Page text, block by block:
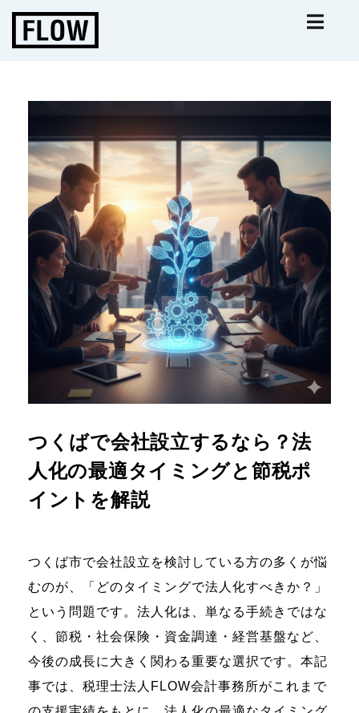
つくばで会社設立するなら？法
人化の最適タイミングと節税ポ
イントを解説
つくば市で会社設立を検討している方の多くが悩
むのが、「どのタイミングで法人化すべきか？」
という問題です。法人化は、単なる手続きではな
く、節税・社会保険・資金調達・経営基盤など、
今後の成長に大きく関わる重要な選択です。本記
事では、税理士法人FLOW会計事務所がこれまで